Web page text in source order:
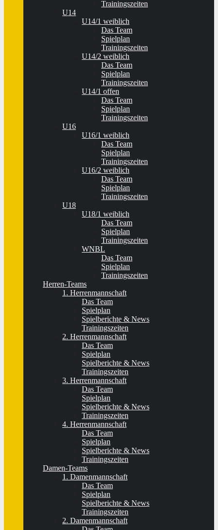
Trainingszeiten
U14
U14/1 weiblich
Das Team
Spielplan
Trainingszeiten
U14/2 weiblich
Das Team
Spielplan
Trainingszeiten
U14/1 offen
Das Team
Spielplan
Trainingszeiten
U16
U16/1 weiblich
Das Team
Spielplan
Trainingszeiten
U16/2 weiblich
Das Team
Spielplan
Trainingszeiten
U18
U18/1 weiblich
Das Team
Spielplan
Trainingszeiten
WNBL
Das Team
Spielplan
Trainingszeiten
Herren-Teams
1. Herrenmannschaft
Das Team
Spielplan
Spielberichte & News
Trainingszeiten
2. Herrenmannschaft
Das Team
Spielplan
Spielberichte & News
Trainingszeiten
3. Herrenmannschaft
Das Team
Spielplan
Spielberichte & News
Trainingszeiten
4. Herrenmannschaft
Das Team
Spielplan
Spielberichte & News
Trainingszeiten
Damen-Teams
1. Damenmannschaft
Das Team
Spielplan
Spielberichte & News
Trainingszeiten
2. Damenmannschaft